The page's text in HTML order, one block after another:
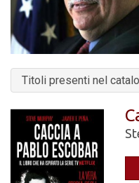
Titoli presenti nel